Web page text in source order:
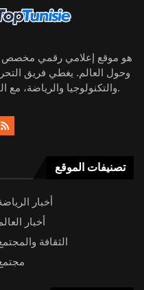
وحول العالم. يغطي فريق
والتكنولوجيا والرياضة، مع التزام دائم بالدقة وموثوقية المعلومات.
تصنيفات الموقع
أخبار
أخبار
الثقافة